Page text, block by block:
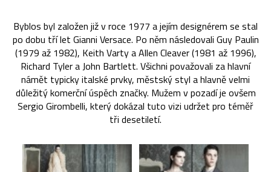
Byblos byl založen již v roce 1977 a jejím designérem se stal
po dobu tří let Gianni Versace. Po něm následovali Guy Paulin
(1979 až 1982), Keith Varty a Allen Cleaver (1981 až 1996),
Richard Tyler a John Bartlett. Všichni považovali za hlavní
námět typicky italské prvky, městský styl a hlavně velmi
důležitý komerční úspěch značky. Mužem v pozadí je ovšem
Sergio Girombelli, který dokázal tuto vizi udržet pro téměř
tři desetiletí.